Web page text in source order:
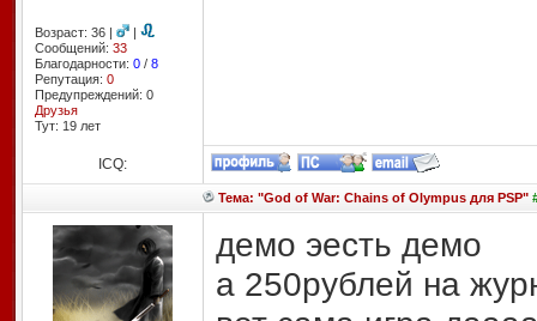
Возраст: 36 |
|
Сообщений: 33
Благодарности: 0/ 8
Репутация: 0
Предупреждений: 0
Друзья
Тут: 19 лет
ICQ:
Тема: "God of War: Chains of Olympus для PSP"
демо эесть демо
а 250рублей на